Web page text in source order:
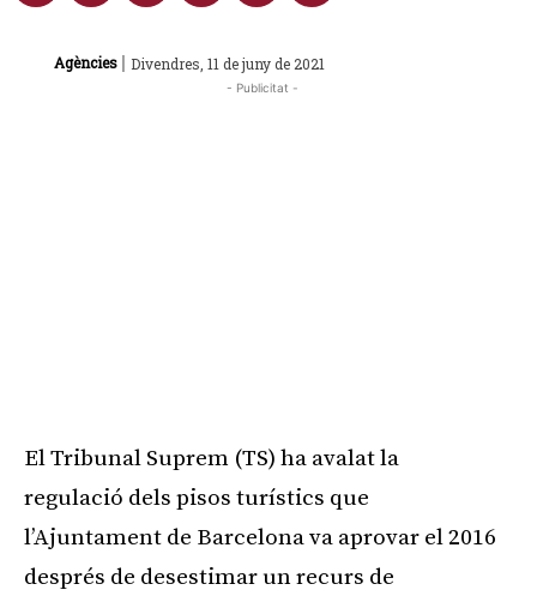
Agències | Divendres, 11 de juny de 2021
- Publicitat -
El Tribunal Suprem (TS) ha avalat la
regulació dels pisos turístics que
l’Ajuntament de Barcelona va aprovar el 2016
després de desestimar un recurs de